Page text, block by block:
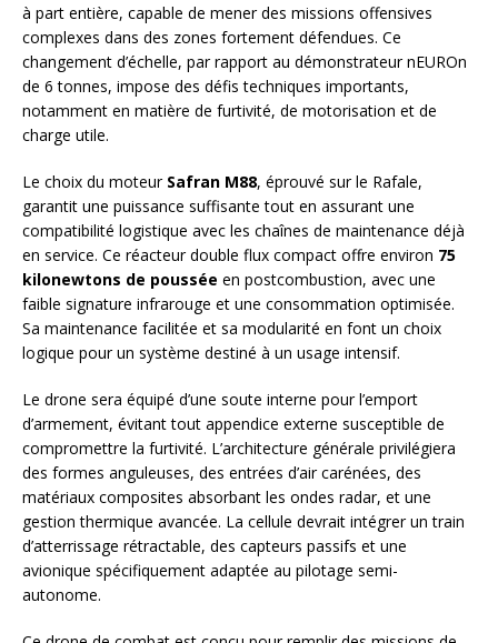
à part entière, capable de mener des missions offensives
complexes dans des zones fortement défendues. Ce
changement d’échelle, par rapport au démonstrateur nEUROn
de 6 tonnes, impose des défis techniques importants,
notamment en matière de furtivité, de motorisation et de
charge utile.
Le choix du moteur Safran M88, éprouvé sur le Rafale,
garantit une puissance suffisante tout en assurant une
compatibilité logistique avec les chaînes de maintenance déjà
en service. Ce réacteur double flux compact offre environ 75
kilonewtons de poussée en postcombustion, avec une
faible signature infrarouge et une consommation optimisée.
Sa maintenance facilitée et sa modularité en font un choix
logique pour un système destiné à un usage intensif.
Le drone sera équipé d’une soute interne pour l’emport
d’armement, évitant tout appendice externe susceptible de
compromettre la furtivité. L’architecture générale privilégiera
des formes anguleuses, des entrées d’air carénées, des
matériaux composites absorbant les ondes radar, et une
gestion thermique avancée. La cellule devrait intégrer un train
d’atterrissage rétractable, des capteurs passifs et une
avionique spécifiquement adaptée au pilotage semi-
autonome.